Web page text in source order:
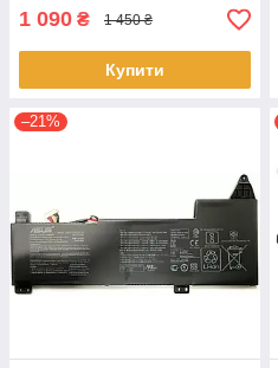
1 090 ₴ 1 450 ₴
Купити
–21%